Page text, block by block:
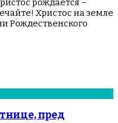
рождается –
Христос на земле
Рождественского
пред